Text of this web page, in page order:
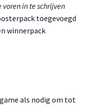
in te schrijven
toegevoegd
winnerpack
als nodig om tot